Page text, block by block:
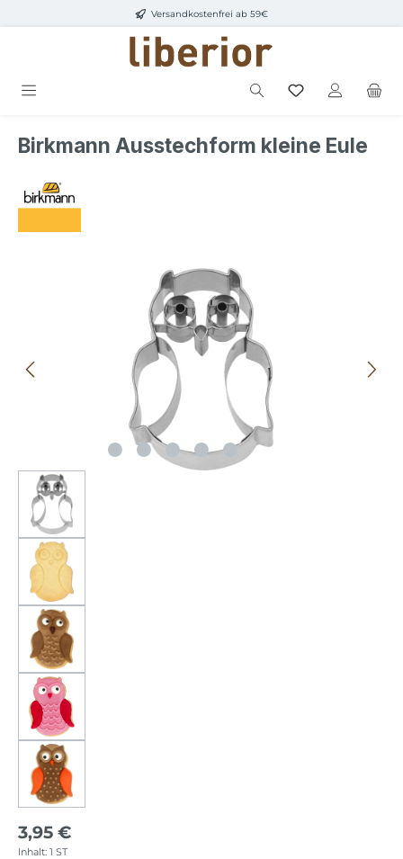
Zum Hauptinhalt springenVersandkostenfrei ab 59€
Birkmann Ausstechform kleine Eule
Bildergalerie überspringen
3,95 €
Inhalt: 1 ST